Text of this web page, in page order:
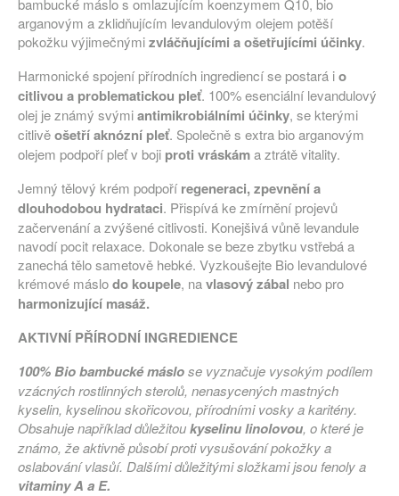
bambucké máslo s omlazujícím koenzymem Q10, bio
arganovým a zklidňujícím levandulovým olejem potěší
pokožku výjimečnýmizvláčňujícími a ošetřujícími účinky.
Harmonické spojení přírodních ingrediencí se postará io
citlivou a problematickou pleť. 100% esenciální levandulový
olej je známý svýmiantimikrobiálními účinky, se kterými
citlivěošetří aknózní pleť. Společně s extra bio arganovým
olejem podpoří pleť v boji proti vráskáma ztrátě vitality.
Jemný tělový krém podpoří regeneraci, zpevnění a
dlouhodobou hydrataci. Přispívá ke zmírnění projevů
začervenání a zvýšené citlivosti. Konejšivá vůně levandule
navodí pocit relaxace. Dokonale se beze zbytku vstřebá a
zanechá tělo sametově hebké. Vyzkoušejte Bio levandulové
krémové máslodo koupele, navlasový zábal nebo pro
harmonizující masáž.
AKTIVNÍ PŘÍRODNÍ INGREDIENCE
100% Bio bambucké máslose vyznačuje vysokým podílem
vzácných rostlinných sterolů, nenasycených mastných
kyselin, kyselinou skořicovou, přírodními vosky a karitény.
Obsahuje například důležitoukyselinu linolovou, o které je
známo, že aktivně působí proti vysušování pokožky a
oslabování vlasůí. Dalšími důležitými složkami jsou fenoly a
vitaminy A a E.